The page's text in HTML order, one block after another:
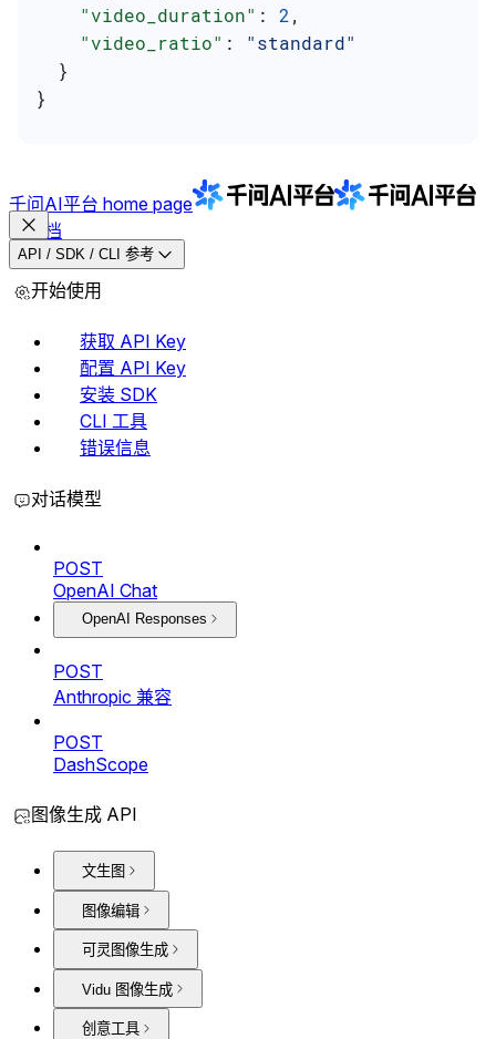
    "video_duration"
: 2 ,
    "video_ratio"
: "standard"
  }
}
千问AI平台 home page
文档
API / SDK / CLI 参考
开始使用
获取 API Key
配置 API Key
安装 SDK
CLI 工具
错误信息
对话模型
POST
OpenAI Chat
OpenAI Responses
POST
Anthropic 兼容
POST
DashScope
图像生成 API
文生图
图像编辑
可灵图像生成
Vidu 图像生成
创意工具